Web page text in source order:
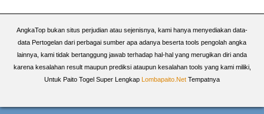
AngkaTop bukan situs perjudian atau sejenisnya, kami hanya menyediakan data-
data Pertogelan dari perbagai sumber apa adanya beserta tools pengolah angka
lainnya, kami tidak bertanggung jawab terhadap hal-hal yang merugikan diri anda
karena kesalahan result maupun prediksi ataupun kesalahan tools yang kami miliki,
Untuk Paito Togel Super Lengkap Lombapaito.Net Tempatnya